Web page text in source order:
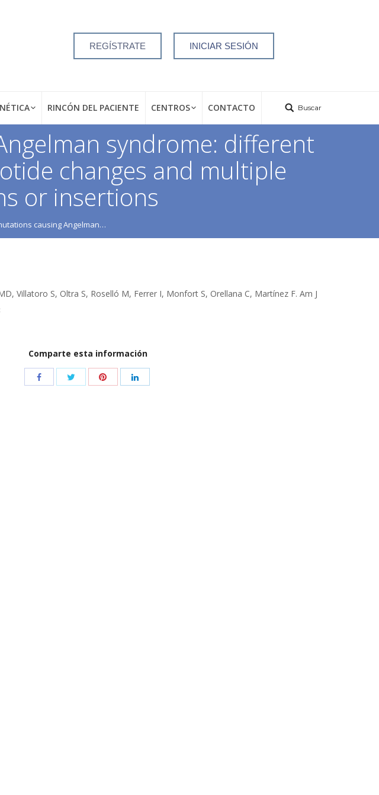
REGÍSTRATE INICIAR SESIÓN
RINCÓN DEL PACIENTE CENTROS CONTACTO Buscar
syndrome: different
changes and multiple
or insertions
causing Angelman…
Villatoro S, Oltra S, Roselló M, Ferrer I, Monfort S, Orellana C, Martínez F. Am J
Comparte esta información